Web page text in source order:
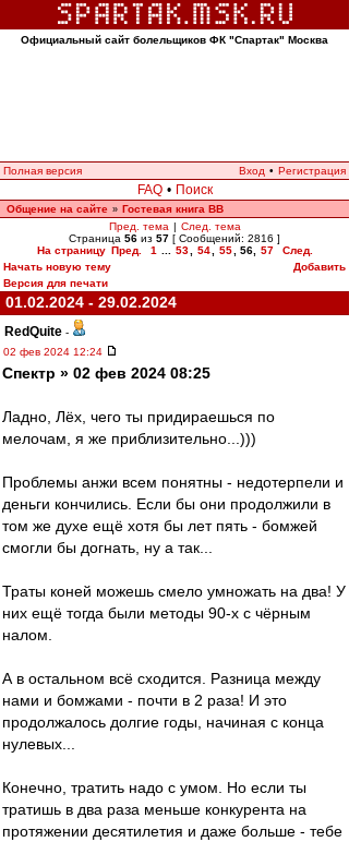
Официальный сайт болельщиков ФК "Спартак" Москва
Полная версия Вход • Регистрация
FAQ • Поиск
Общение на сайте » Гостевая книга ВВ
Пред. тема | След. тема
Страница 56 из 57 [ Сообщений: 2816 ]
На страницу Пред. 1 53 54 55 56, 57
След.
Начать новую тему
Добавить
Версия для печати
01.02.2024 - 29.02.2024
RedQuite -
02 фев 2024 12:24
Спектр » 02 фев 2024 08:25
Ладно, Лёх, чего ты придираешься по
мелочам, я же приблизительно...)))
Проблемы анжи всем понятны - недотерпели и
деньги кончились. Если бы они продолжили в
том же духе ещё хотя бы лет пять - бомжей
смогли бы догнать, ну а так...
Траты коней можешь смело умножать на два! У
них ещё тогда были методы 90-х с чёрным
налом.
А в остальном всё сходится. Разница между
нами и бомжами - почти в 2 раза! И это
продолжалось долгие годы, начиная с конца
нулевых...
Конечно, тратить надо с умом. Но если ты
тратишь в два раза меньше конкурента на
протяжении десятилетия и даже больше - тебе